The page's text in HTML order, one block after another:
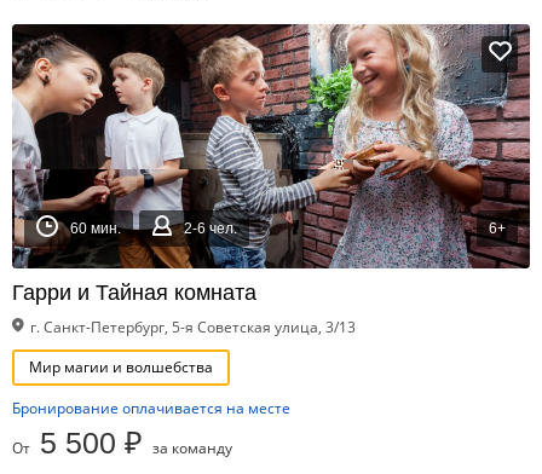
60 мин. 2-6 чел. 6+
Гарри и Тайная комната
г. Санкт-Петербург, 5-я Советская улица, 3/13
Мир магии и волшебства
Бронирование оплачивается на месте
От 5 500 ₽ за команду